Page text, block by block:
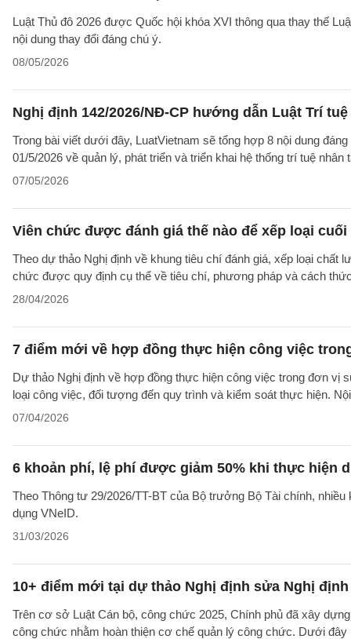
Luật Thủ đô 2026 được Quốc hội khóa XVI thông qua thay thế
nội dung thay đổi đáng chú ý.
08/05/2026
Nghị định 142/2026/NĐ-CP hướng dẫn Luật Trí
Trong bài viết dưới đây, LuatVietnam sẽ tổng hợp 8 nội dung
01/5/2026 về quản lý, phát triển và triển khai hệ thống trí tuệ nhân
07/05/2026
Viên chức được đánh giá thế nào để xếp loại
Theo dự thảo Nghị định về khung tiêu chí đánh giá, xếp loại
chức được quy định cụ thể về tiêu chí, phương pháp và cách
28/04/2026
7 điểm mới về hợp đồng thực hiện công việc
Dự thảo Nghị định về hợp đồng thực hiện công việc trong đơn vị
loại công việc, đối tượng đến quy trình và kiểm soát thực hiện.
07/04/2026
6 khoản phí, lệ phí được giảm 50% khi thực hiện
Theo Thông tư 29/2026/TT-BT của Bộ trưởng Bộ Tài chính,
dụng VNeID.
31/03/2026
10+ điểm mới tại dự thảo Nghị định sửa Nghị
Trên cơ sở Luật Cán bộ, công chức 2025, Chính phủ đã xây
công chức nhằm hoàn thiện cơ chế quản lý công chức. Dưới